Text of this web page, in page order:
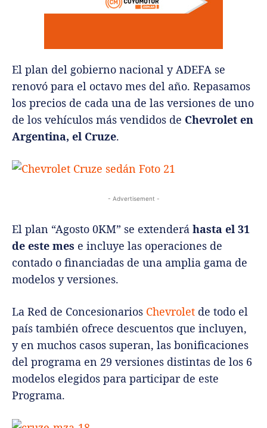
El plan del gobierno nacional y ADEFA se
renovó para el octavo mes del año. Repasamos
los precios de cada una de las versiones de uno
de los vehículos más vendidos de Chevrolet en
Argentina, el Cruze.
- Advertisement -
El plan “Agosto 0KM” se extenderá hasta el 31
de este mes e incluye las operaciones de
contado o financiadas de una amplia gama de
modelos y versiones.
La Red de Concesionarios Chevrolet de todo el
país también ofrece descuentos que incluyen,
y en muchos casos superan, las bonificaciones
del programa en 29 versiones distintas de los 6
modelos elegidos para participar de este
Programa.